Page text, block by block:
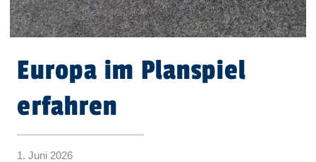
Europa im Planspiel
erfahren
1. Juni 2026